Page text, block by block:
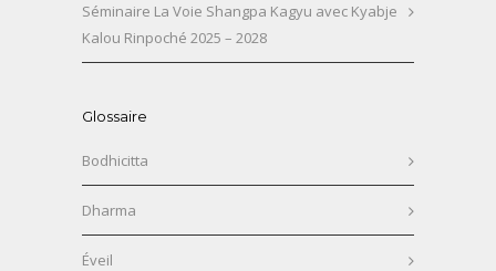
Séminaire La Voie Shangpa Kagyu avec Kyabje
Kalou Rinpoché 2025 – 2028
Glossaire
Bodhicitta
Dharma
Éveil